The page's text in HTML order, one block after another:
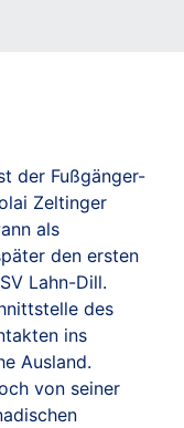
der Fußgänger-
Zeltinger
als
den ersten
Lahn-Dill.
des
ins
Ausland.
von seiner